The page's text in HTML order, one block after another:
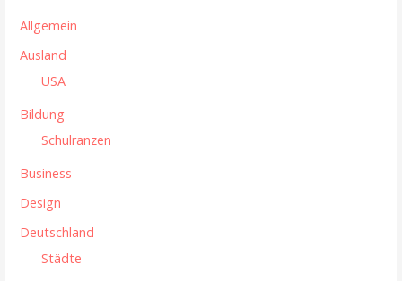
Allgemein
Ausland
USA
Bildung
Schulranzen
Business
Design
Deutschland
Städte